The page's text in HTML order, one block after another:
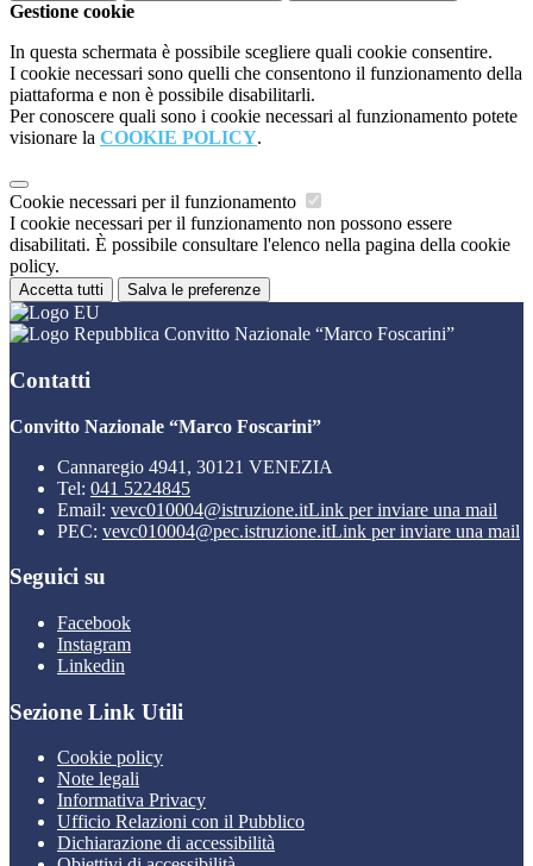
Gestione cookie
In questa schermata è possibile scegliere quali cookie consentire.
I cookie necessari sono quelli che consentono il funzionamento della
piattaforma e non è possibile disabilitarli.
Per conoscere quali sono i cookie necessari al funzionamento potete
visionare la COOKIE POLICY.
Cookie necessari per il funzionamento
I cookie necessari per il funzionamento non possono essere
disabilitati. È possibile consultare l'elenco nella pagina della cookie
policy.
Accetta tutti Salva le preferenze
Convitto Nazionale “Marco Foscarini”
Contatti
Convitto Nazionale “Marco Foscarini”
Cannaregio 4941, 30121 VENEZIA
Tel: 041 5224845
Email: vevc010004@istruzione.itLink per inviare una mail
PEC: vevc010004@pec.istruzione.itLink per inviare una mail
Seguici su
Facebook
Instagram
Linkedin
Sezione Link Utili
Cookie policy
Note legali
Informativa Privacy
Ufficio Relazioni con il Pubblico
Dichiarazione di accessibilità